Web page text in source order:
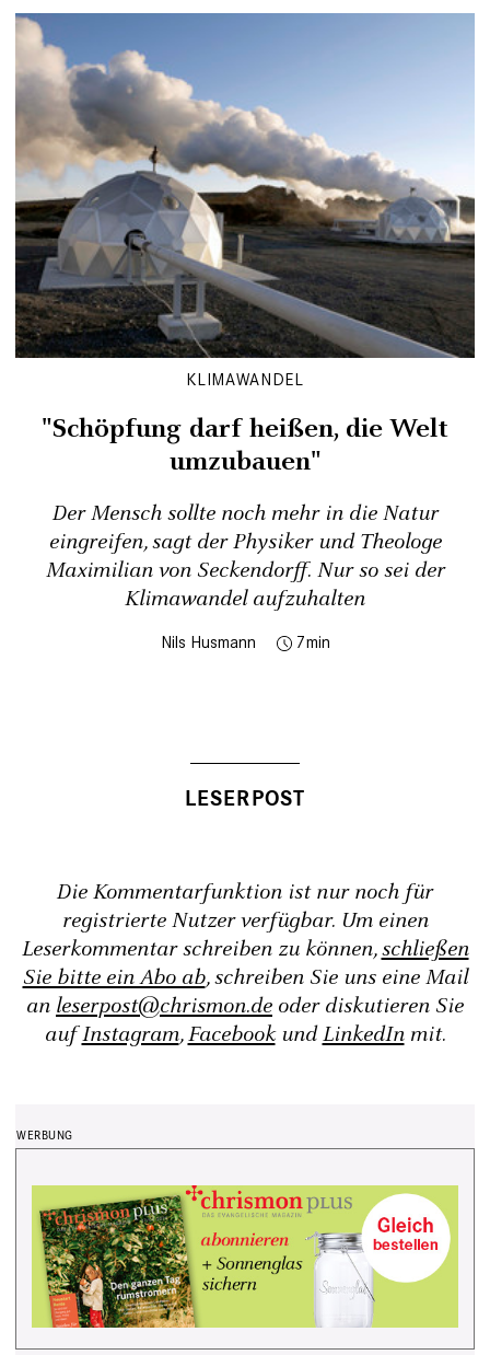
KLIMAWANDEL
"Schöpfung darf heißen, die Welt
umzubauen"
Der Mensch sollte noch mehr in die Natur
eingreifen, sagt der Physiker und Theologe
Maximilian von Seckendorff. Nur so sei der
Klimawandel aufzuhalten
Nils Husmann 7
Die Kommentarfunktion ist nur noch für
registrierte Nutzer verfügbar. Um einen
Leserkommentar schreiben zu können,schließen
Sie bitte ein Abo ab, schreiben Sie uns eine Mail
an leserpost@chrismon.de oder diskutieren Sie
aufInstagram,FacebookundLinkedInmit.